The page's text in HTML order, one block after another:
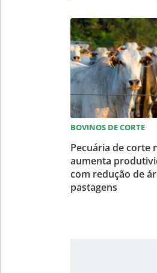
BOVINOS DE CORTE
Pecuária de corte
aumenta
com redução de
pastagens